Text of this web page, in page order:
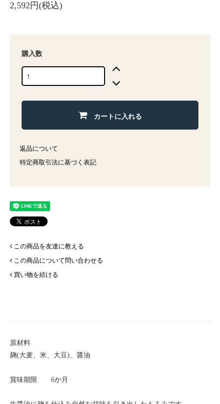
2,592円(税込)
購入数
カートに入れる
返品について
特定商取引法に基づく表記
この商品を友達に教える
この商品について問い合わせる
買い物を続ける
原材料
麹(大麦、米、大豆)、醤油
賞味期限 6か月